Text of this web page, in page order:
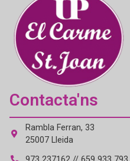
Contacta'ns
Rambla Ferran, 33
25007 Lleida